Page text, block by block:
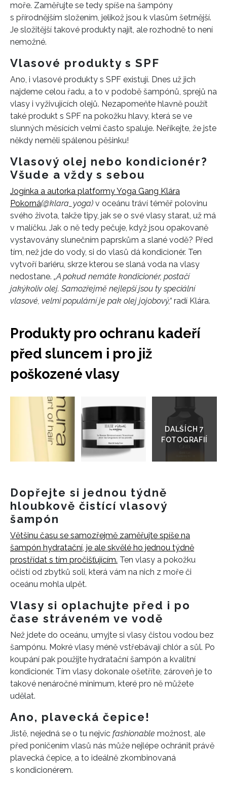
moře. Zaměřujte se tedy spíše na šampóny
s přírodnějším složením, jelikož jsou k vlasům šetrnější.
Je složitější takové produkty najít, ale rozhodně to není
nemožné.
Vlasové produkty s SPF
Ano, i vlasové produkty s SPF existují. Dnes už jich
najdeme celou řadu, a to v podobě šampónů, sprejů na
vlasy i vyživujících olejů. Nezapomeňte hlavně použít
také produkt s SPF na pokožku hlavy, která se ve
slunných měsících velmi často spaluje. Neříkejte, že jste
někdy neměli spálenou pěšinku!
Vlasový olej nebo kondicionér?
Všude a vždy s sebou
Jogínka a autorka platformy Yoga Gang Klára
Pokorná(@klara_yoga) v oceánu tráví téměř polovinu
svého života, takže tipy, jak se o své vlasy starat, už má
v malíčku. Jak o ně tedy pečuje, když jsou opakovaně
vystavovány slunečním paprskům a slané vodě? Před
tím, než jde do vody, si do vlasů dá kondicionér. Ten
vytvoří bariéru, skrze kterou se slaná voda na vlasy
nedostane. „A pokud nemáte kondicionér, postačí
jakýkoliv olej. Samozřejmě nejlepší jsou ty speciální
vlasové, velmi populární je pak olej jojobový,“ radí Klára.
Produkty pro ochranu kadeří
před sluncem i pro již
poškozené vlasy
galerie
Dopřejte si jednou týdně
hloubkově čistící vlasový
šampón
Většinu času se samozřejmě zaměřujte spíše na
šampón hydratační, je ale skvělé ho jednou týdně
prostřídat s tím pročišťujícím. Ten vlasy a pokožku
očistí od zbytků soli, která vám na nich z moře či
oceánu mohla ulpět.
Vlasy si oplachujte před i po
čase stráveném ve vodě
Než jdete do oceánu, umyjte si vlasy čistou vodou bez
šampónu. Mokré vlasy méně vstřebávají chlór a sůl. Po
koupání pak použijte hydratační šampón a kvalitní
kondicionér. Tím vlasy dokonale ošetříte, zároveň je to
takové nenáročné minimum, které pro ně můžete
udělat.
Ano, plavecká čepice!
Jistě, nejedná se o tu nejvíc fashionable možnost, ale
před poničením vlasů nás může nejlépe ochránit právě
plavecká čepice, a to ideálně zkombinovaná
s kondicionérem.